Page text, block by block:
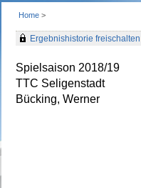
Home >
Ergebnishistorie freischalten
Spielsaison 2018/19
TTC Seligenstadt
Bücking, Werner